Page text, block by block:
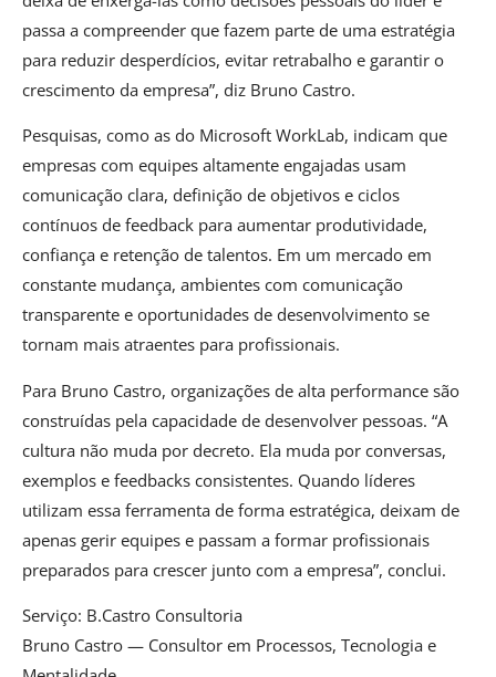
passa a compreender que fazem parte de uma estratégia
para reduzir desperdícios, evitar retrabalho e garantir o
crescimento da empresa”, diz Bruno Castro.
Pesquisas, como as do Microsoft WorkLab, indicam que
empresas com equipes altamente engajadas usam
comunicação clara, definição de objetivos e ciclos
contínuos de feedback para aumentar produtividade,
confiança e retenção de talentos. Em um mercado em
constante mudança, ambientes com comunicação
transparente e oportunidades de desenvolvimento se
tornam mais atraentes para profissionais.
Para Bruno Castro, organizações de alta performance são
construídas pela capacidade de desenvolver pessoas. “A
cultura não muda por decreto. Ela muda por conversas,
exemplos e feedbacks consistentes. Quando líderes
utilizam essa ferramenta de forma estratégica, deixam de
apenas gerir equipes e passam a formar profissionais
preparados para crescer junto com a empresa”, conclui.
Serviço: B.Castro Consultoria
Bruno Castro — Consultor em Processos, Tecnologia e